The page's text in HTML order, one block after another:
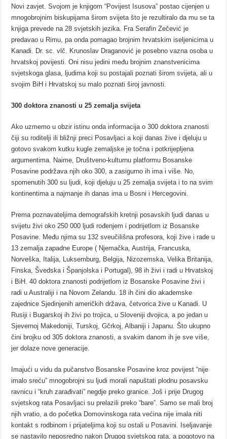
Novi zavjet. Svojom je knjigom “Povijest Isusova” postao cijenjen u
mnogobrojnim biskupijama širom svijeta što je rezultiralo da mu se ta
knjiga prevede na 28 svjetskih jezika. Fra Serafin Zečević je
predavao u Rimu, pa onda pomagao brojnim hrvatskim iseljenicima u
Kanadi. Dr. sc. vlč. Krunoslav Draganović je posebno vazna osoba u
hrvatskoj povijesti. Oni nisu jedini među brojnim znanstvenicima
svjetskoga glasa, ljudima koji su postajali poznati širom svijeta, ali u
svojim BiH i Hrvatskoj su malo poznati široj javnosti.
300 doktora znanosti u 25 zemalja svijeta
Ako uzmemo u obzir istinu onda informacija o 300 doktora znanosti
čiji su roditelji ili bližnji preci Posavljaci a koji danas žive i djeluju u
gotovo svakom kutku kugle zemaljske je točna i potkrijepljena
argumentima. Naime, Društveno-kulturnu platformu Bosanske
Posavine podržava njih oko 300, a zasigurno ih ima i više. No,
spomenutih 300 su ljudi, koji djeluju u 25 zemalja svijeta i to na svim
kontinentima a najmanje ih danas ima u Bosni i Hercegovini.
Prema poznavateljima demografskih kretnji posavskih ljudi danas u
svijetu živi oko 250 000 ljudi rođenjem i podrijetlom iz Bosanske
Posavine. Među njima su 132 sveučilišna profesora, koji žive i rade u
13 zemalja zapadne Europe ( Njemačka, Austrija, Francuska,
Norveška, Italija, Luksemburg, Belgija, Nizozemska, Velika Britanija,
Finska, Švedska i Španjolska i Portugal), 98 ih živi i radi u Hrvatskoj
i BiH. 40 doktora znanosti podrijetlom iz Bosanske Posavine živi i
radi u Australiji i na Novom Zelandu. 18 ih čini dio akademske
zajednice Sjedinjenih američkih država, četvorica žive u Kanadi. U
Rusiji i Bugarskoj ih živi po trojica, u Sloveniji dvojica, a po jedan u
Sjevernoj Makedoniji, Turskoj, Gčrkoj, Albaniji i Japanu. Što ukupno
čini brojku od 305 doktora znanosti, a svakim danom ih je sve više,
jer dolaze nove generacije.
Imajući u vidu da pučanstvo Bosanske Posavine kroz povijest “nije
imalo sreću” mnogobrojni su ljudi morali napuštati plodnu posavsku
ravnicu i “kruh zarađivati” negdje preko granice. Još i prije Drugog
svjetskog rata Posavljaci su prelazili preko “bare”. Samo se mali broj
njih vratio, a do početka Domovinskoga rata većina nije imala niti
kontakt s rodbinom i prijateljima koji su ostali u Posavini. Iseljavanje
se nastavilo neposredno nakon Drugog svjetskog rata, a pogotovo na